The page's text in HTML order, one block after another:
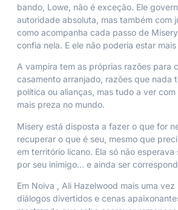
bando, Lowe, não é exceção. Ele
autoridade absoluta, mas também com
como acompanha cada passo de
confia nela. E ele não poderia estar
A vampira tem as próprias razões para
casamento arranjado, razões que nada
política ou alianças, mas tudo a ver com
mais preza no mundo.
Misery está disposta a fazer o que for
recuperar o que é seu, mesmo que
em território licano. Ela só não esperava
por seu inimigo… e ainda ser
Em Noiva , Ali Hazelwood mais uma
diálogos divertidos e cenas